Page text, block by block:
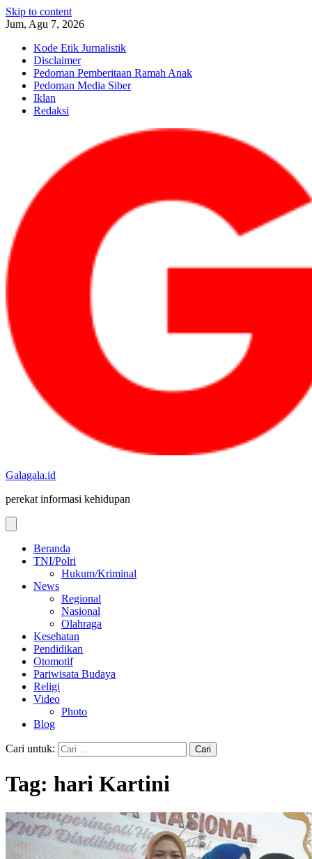
Skip to content
Jum, Agu 7, 2026
Kode Etik Jurnalistik
Disclaimer
Pedoman Pemberitaan Ramah Anak
Pedoman Media Siber
Iklan
Redaksi
Galagala.id
perekat informasi kehidupan
Beranda
TNI/Polri
Hukum/Kriminal
News
Regional
Nasional
Olahraga
Kesehatan
Pendidikan
Otomotif
Pariwisata Budaya
Religi
Video
Photo
Blog
Cari untuk:
Tag: hari Kartini